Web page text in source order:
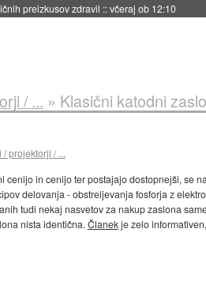
preizkusov zdravil ::včeraj ob 12:10
/ ... » Klasični katodni
projektorji / ...
cenijo in cenijo ter postajajo dostopnejši, se
delovanja - obstreljevanja fosforja z
tudi nekaj nasvetov za nakup zaslona
nista identična. Članekje zelo